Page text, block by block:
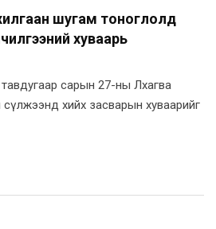
шугам тоноглолд
хуваарь
сарын 27-ны Лхагва
сүлжээнд хийх засварын хуваарийг